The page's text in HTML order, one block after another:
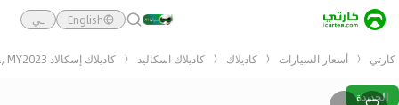
English ـي
كارتي أسعار السيارات كاديلاك كاديلاك اسكاليد كاديلاك إسكالاد 6.2L, Sport Platinum, Petrol, MY2023
الجديدة